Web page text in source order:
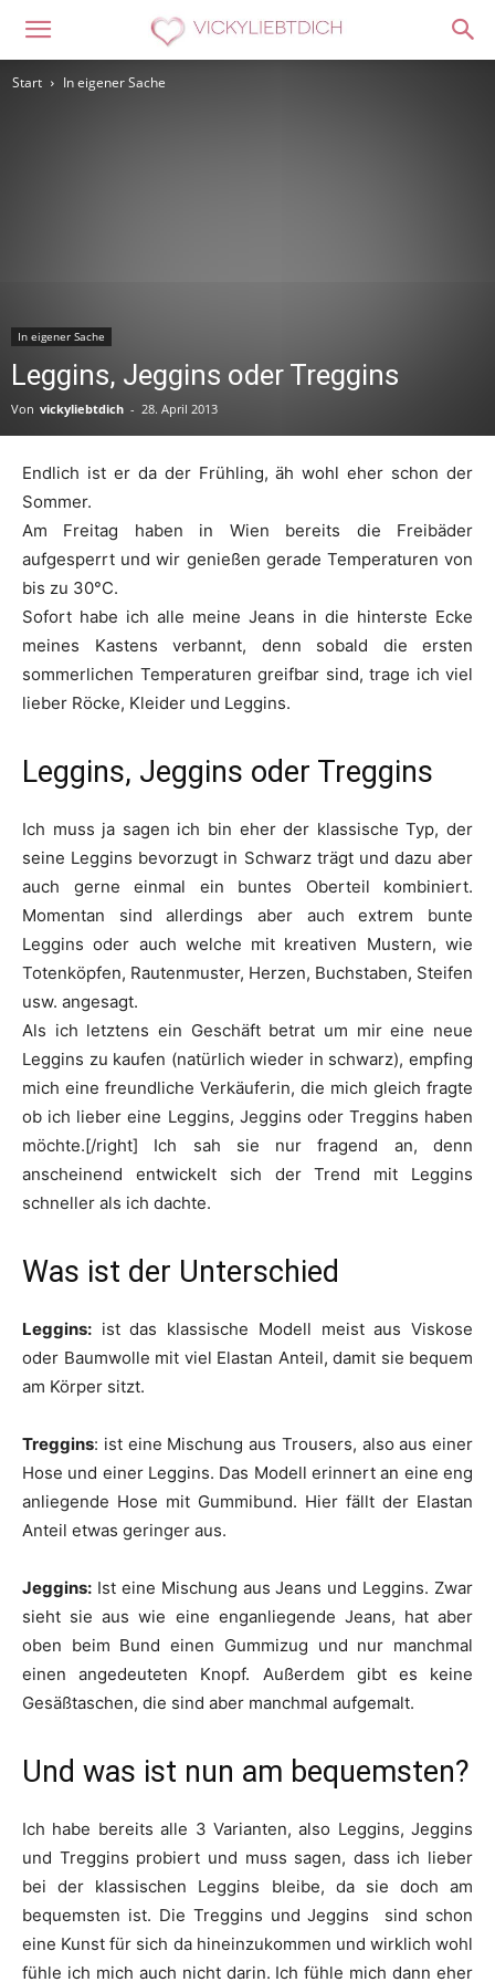
Start In eigener Sache
In eigener Sache
Leggins, Jeggins oder Treggins
Von vickyliebtdich - 28. April 2013
Endlich ist er da der Frühling, äh wohl eher schon der
Sommer.
Am Freitag haben in Wien bereits die Freibäder
aufgesperrt und wir genießen gerade Temperaturen von
bis zu 30°C.
Sofort habe ich alle meine Jeans in die hinterste Ecke
meines Kastens verbannt, denn sobald die ersten
sommerlichen Temperaturen greifbar sind, trage ich viel
lieber Röcke, Kleider und Leggins.
Leggins, Jeggins oder Treggins
Ich muss ja sagen ich bin eher der klassische Typ, der
seine Leggins bevorzugt in Schwarz trägt und dazu aber
auch gerne einmal ein buntes Oberteil kombiniert.
Momentan sind allerdings aber auch extrem bunte
Leggins oder auch welche mit kreativen Mustern, wie
Totenköpfen, Rautenmuster, Herzen, Buchstaben, Steifen
usw. angesagt.
Als ich letztens ein Geschäft betrat um mir eine neue
Leggins zu kaufen (natürlich wieder in schwarz), empfing
mich eine freundliche Verkäuferin, die mich gleich fragte
ob ich lieber eine Leggins, Jeggins oder Treggins haben
möchte.[/right] Ich sah sie nur fragend an, denn
anscheinend entwickelt sich der Trend mit Leggins
schneller als ich dachte.
Was ist der Unterschied
Leggins: ist das klassische Modell meist aus Viskose
oder Baumwolle mit viel Elastan Anteil, damit sie bequem
am Körper sitzt.
Treggins: ist eine Mischung aus Trousers, also aus einer
Hose und einer Leggins. Das Modell erinnert an eine eng
anliegende Hose mit Gummibund. Hier fällt der Elastan
Anteil etwas geringer aus.
Jeggins: Ist eine Mischung aus Jeans und Leggins. Zwar
sieht sie aus wie eine enganliegende Jeans, hat aber
oben beim Bund einen Gummizug und nur manchmal
einen angedeuteten Knopf. Außerdem gibt es keine
Gesäßtaschen, die sind aber manchmal aufgemalt.
Und was ist nun am bequemsten?
Ich habe bereits alle 3 Varianten, also Leggins, Jeggins
und Treggins probiert und muss sagen, dass ich lieber
bei der klassischen Leggins bleibe, da sie doch am
bequemsten ist. Die Treggins und Jeggins sind schon
eine Kunst für sich da hineinzukommen und wirklich wohl
fühle ich mich auch nicht darin. Ich fühle mich dann eher